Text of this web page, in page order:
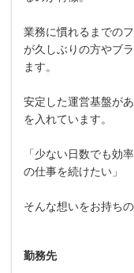
業務に慣れるまでの
が久しぶりの方やブ
ます。
安定した運営基盤が
を入れています。
「少ない日数でも効
の仕事を続けたい」
そんな想いをお持ち
勤務先